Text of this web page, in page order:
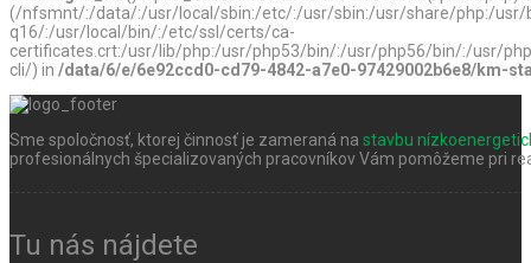
(/nfsmnt/:/data/:/usr/local/sbin:/etc/:/usr/sbin:/usr/share/php:/
q16/:/usr/local/bin/:/etc/ssl/certs/ca-
certificates.crt:/usr/lib/php:/usr/php53/bin/:/usr/php56/bin/:/usr/
cli/) in /data/6/e/6e92ccd0-cd79-4842-a7e0-97429002b6e8/km-
Sme spoločnosť, ktorej činnosť je zameraná na stavbu
profesionálnych špecializovaných pracovníkov Vám pomôžeme pri
Tu nás nájdete